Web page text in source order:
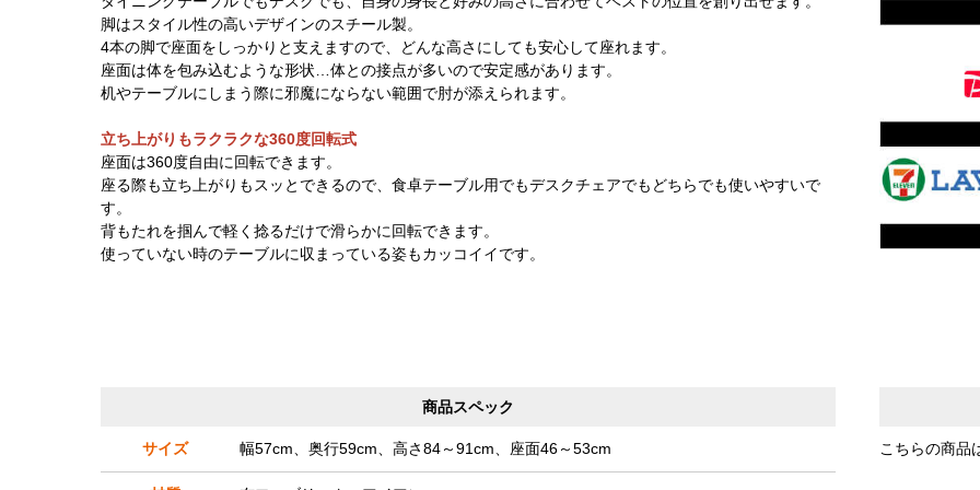
脚はスタイル性の高いデザインのスチール製。
4本の脚で座面をしっかりと支えますので、どんな高さにしても安心して座れます。
座面は体を包み込むような形状…体との接点が多いので安定感があります。
机やテーブルにしまう際に邪魔にならない範囲で肘が添えられます。
立ち上がりもラクラクな360度回転式
座面は360度自由に回転できます。
座る際も立ち上がりもスッとできるので、食卓テーブル用でもデスクチェアでもどちらでも使いやすいで
す。
背もたれを掴んで軽く捻るだけで滑らかに回転できます。
使っていない時のテーブルに収まっている姿もカッコイイです。
こちらの商品
商品スペック
サイズ 幅57cm、奥行59cm、高さ84～91cm、座面46～53cm